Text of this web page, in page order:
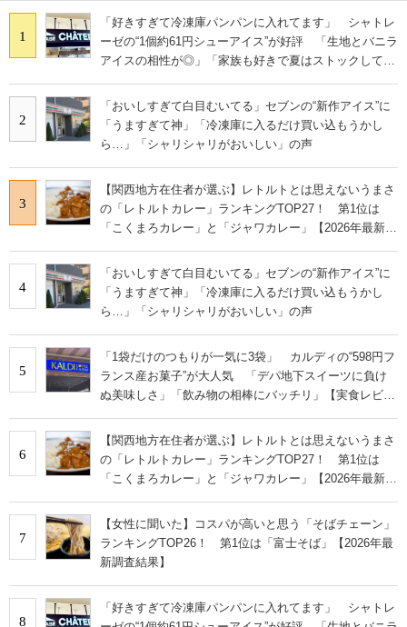
1
「好きすぎて冷凍庫パンパンに入れてます」 シャトレ
ーゼの“1個約61円シューアイス”が好評 「生地とバニラ
アイスの相性が◎」「家族も好きで夏はストックして
2
「おいしすぎて白目むいてる」セブンの“新作アイス”に
「うますぎて神」「冷凍庫に入るだけ買い込もうかし
ら…」「シャリシャリがおいしい」の声
3
【関西地方在住者が選ぶ】レトルトとは思えないうまさ
の「レトルトカレー」ランキングTOP27！ 第1位は
「こくまろカレー」と「ジャワカレー」【2026年最新調
4
「おいしすぎて白目むいてる」セブンの“新作アイス”に
「うますぎて神」「冷凍庫に入るだけ買い込もうかし
ら…」「シャリシャリがおいしい」の声
5
「1袋だけのつもりが一気に3袋」 カルディの“598円フ
ランス産お菓子”が大人気 「デパ地下スイーツに負け
ぬ美味しさ」「飲み物の相棒にバッチリ」【実食レビュ
6
【関西地方在住者が選ぶ】レトルトとは思えないうまさ
の「レトルトカレー」ランキングTOP27！ 第1位は
「こくまろカレー」と「ジャワカレー」【2026年最新調
7
【女性に聞いた】コスパが高いと思う「そばチェーン」
ランキングTOP26！ 第1位は「富士そば」【2026年最
新調査結果】
8
「好きすぎて冷凍庫パンパンに入れてます」 シャトレ